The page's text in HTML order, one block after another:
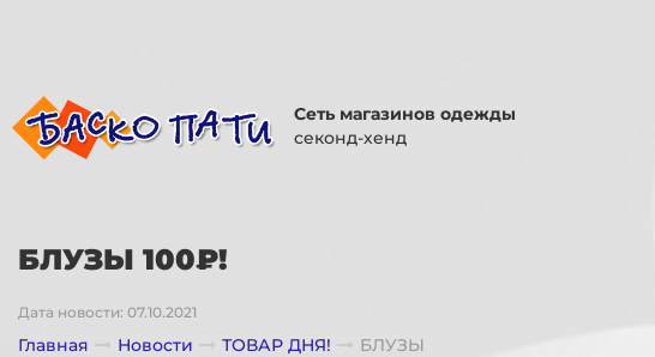
Сеть магазинов одежды
секонд-хенд
БЛУЗЫ 100₽!
Дата новости: 07.10.2021
Главная Новости ТОВАР ДНЯ! БЛУЗЫ